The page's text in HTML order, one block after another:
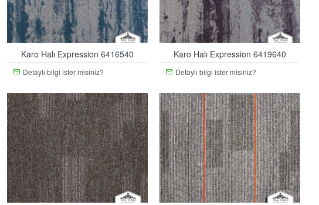
Karo Halı Expression 6416540
Detaylı bilgi ister misiniz?
Karo Halı Expression 6419640
Detaylı bilgi ister misiniz?